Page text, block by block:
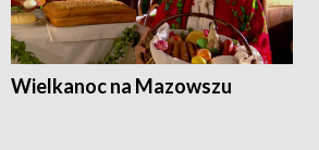
Wielkanoc na Mazowszu